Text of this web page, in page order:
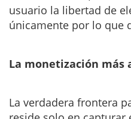
usuario la libertad de
únicamente por lo que
La monetización más
La verdadera frontera